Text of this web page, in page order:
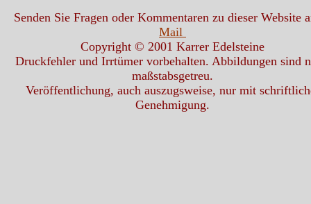
Senden Sie Fragen oder Kommentaren zu dieser Website
Mail
Copyright © 2001 Karrer Edelsteine
Druckfehler und Irrtümer vorbehalten. Abbildungen sind
maßstabsgetreu.
Veröffentlichung, auch auszugsweise, nur mit
Genehmigung.